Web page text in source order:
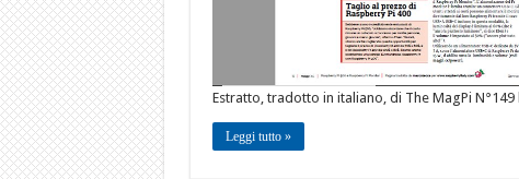
Estratto, tradotto in italiano, di The MagPi
Leggi tutto »